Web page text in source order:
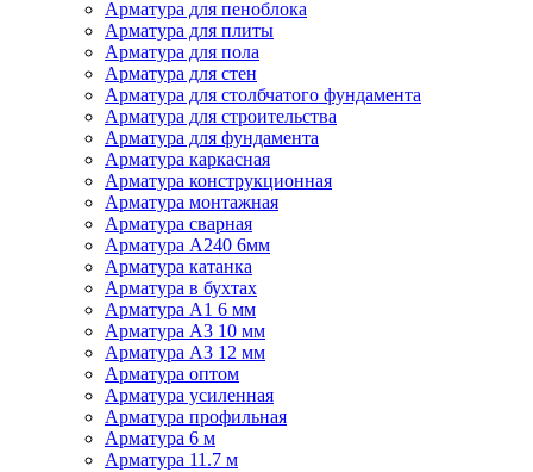
Арматура для пеноблока
Арматура для плиты
Арматура для пола
Арматура для стен
Арматура для столбчатого фундамента
Арматура для строительства
Арматура для фундамента
Арматура каркасная
Арматура конструкционная
Арматура монтажная
Арматура сварная
Арматура А240 6мм
Арматура катанка
Арматура в бухтах
Арматура А1 6 мм
Арматура А3 10 мм
Арматура А3 12 мм
Арматура оптом
Арматура усиленная
Арматура профильная
Арматура 6 м
Арматура 11.7 м